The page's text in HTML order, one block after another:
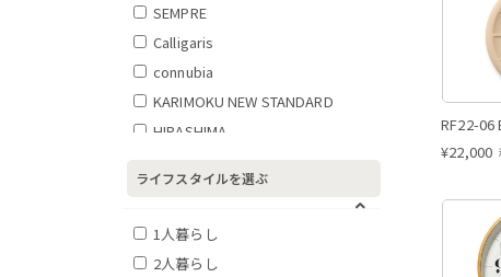
カバーリング仕様
ハイタイプ
動物モチーフ
抽象モチーフ
SEMPRE
Calligaris
connubia
KARIMOKU NEW STANDARD
HIRASHIMA
MAGIS
ライフスタイルを選ぶ
1人暮らし
2人暮らし
RF22-06
¥22,000